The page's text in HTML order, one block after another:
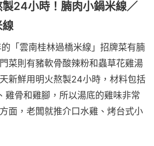
24小時！腩肉小鍋米線／
線
「雲南桂林過橋米線」招牌菜有腩
菜則有豬軟骨酸辣粉和蟲草花雞湯
新鮮用明火熬製24小時，材料包括
雞骨和雞腳，所以湯底的雞味非常
面，老闆就推介口水雞、烤台式小